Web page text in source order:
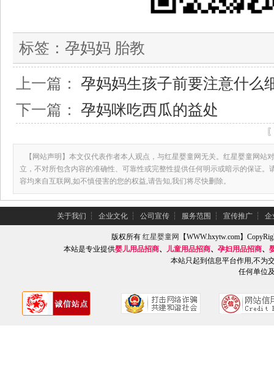
标签： 孕妈妈 胎教
上一篇： 孕妈妈生孩子前要注意什么
下一篇： 孕妈咪吃西瓜的益处
【网站声明】本文仅代表作者本人观点，与红星婴童网无关。红星婴童网站
立，不对所包含内容的准确性、可靠性或完整性提供任何明示或暗示的保证。
容均来自互联网,如不慎侵害的您的权益,请告知,我们将尽快删除。
关于我们 ┆ 企业文化 ┆ 公司宣传 ┆ 服务范围 ┆ 宣传推广 ┆ 企
版权所有红星婴童网
【WWW.hxytw.com】
本站是专业提供婴儿用品招商、 儿童用品招商、 孕妇用品招商、
本站只起到信息平台作用,不为
任何单位